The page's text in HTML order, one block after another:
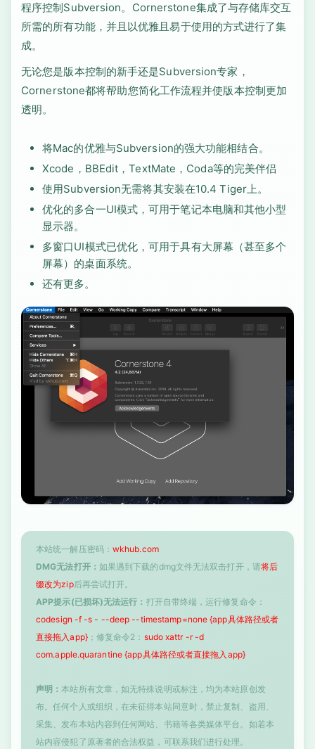
程序控制Subversion。Cornerstone集成了与存储库交互
所需的所有功能，并且以优雅且易于使用的方式进行了集
成。
无论您是版本控制的新手还是Subversion专家，
Cornerstone都将帮助您简化工作流程并使版本控制更加
透明。
将Mac的优雅与Subversion的强大功能相结合。
Xcode，BBEdit，TextMate，Coda等的完美伴侣
使用Subversion无需将其安装在10.4 Tiger上。
优化的多合一UI模式，可用于笔记本电脑和其他小型
显示器。
多窗口UI模式已优化，可用于具有大屏幕（甚至多个
屏幕）的桌面系统。
还有更多。
本站统一解压密码： wkhub.com
DMG无法打开： 如果遇到下载的dmg文件无法双击打开，请将后
缀改为zip后再尝试打开。
APP提示(已损坏)无法运行： 打开自带终端，运行修复命令：
codesign -f -s - --deep --timestamp=none {app具体路径或者
直接拖入app}；修复命令2： sudo xattr -r -d
com.apple.quarantine {app具体路径或者直接拖入app}
声明：本站所有文章，如无特殊说明或标注，均为本站原创发
布。任何个人或组织，在未征得本站同意时，禁止复制、盗用、
采集、发布本站内容到任何网站、书籍等各类媒体平台。如若本
站内容侵犯了原著者的合法权益，可联系我们进行处理。